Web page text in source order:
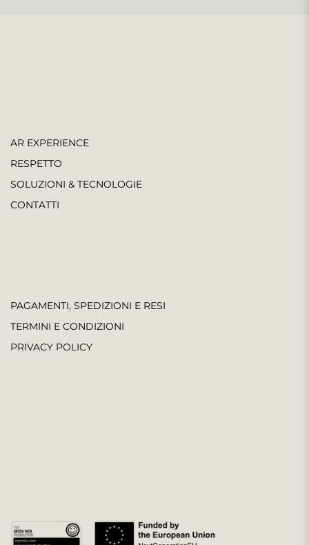
AR EXPERIENCE
RESPETTO
SOLUZIONI & TECNOLOGIE
CONTATTI
PAGAMENTI, SPEDIZIONI E RESI
TERMINI E CONDIZIONI
PRIVACY POLICY